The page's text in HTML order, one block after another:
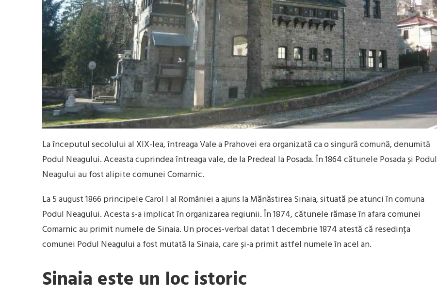
La începutul secolului al XIX-lea, întreaga Vale a Prahovei era organizată ca o singură comună, denumită
Podul Neagului. Aceasta cuprindea întreaga vale, de la Predeal la Posada. În 1864 cătunele Posada și Podul
Neagului au fost alipite comunei Comarnic.
La 5 august 1866 principele Carol I al României a ajuns la Mănăstirea Sinaia, situată pe atunci în comuna
Podul Neagului. Acesta s-a implicat în organizarea regiunii. În 1874, cătunele rămase în afara comunei
Comarnic au primit numele de Sinaia. Un proces-verbal datat 1 decembrie 1874 atestă că resedința
comunei Podul Neagului a fost mutată la Sinaia, care și-a primit astfel numele în acel an.
Sinaia este un loc istoric